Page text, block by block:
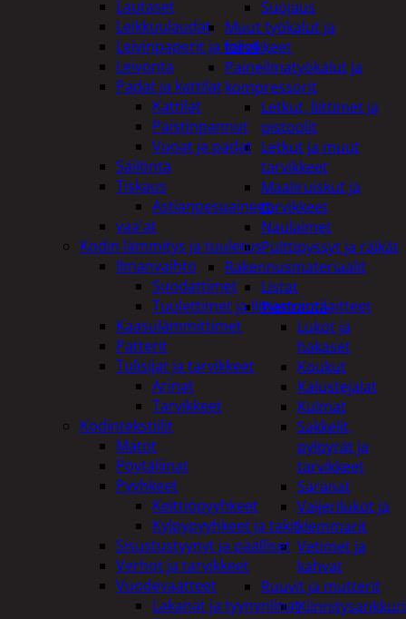
Suojaus
Muut työkalut ja
tarvikkeet
Paineilmatyökalut ja
kompressorit
Letkut, liittimet ja
pistoolit
Letkut ja muut
tarvikkeet
Maaliruiskut ja
tarvikkeet
Naulaimet
Pulttipyssyt ja räikät
Rakennusmateriaalit
Listat
Pienrauta
Lukot ja
hakaset
Koukut
Kalustejalat
Kulmat
Sakkelit,
pylpyrät ja
tarvikkeet
Saranat
Vaijerilukot ja
klemmarit
Vetimet ja
kahvat
Ruuvit ja mutterit
Lautaset
Leikkuulaudat
Leivinpaperit ja foliot
Leivonta
Padat ja kattilat
Kattilat
Paistinpannut
Vuoat ja padat
Säilöntä
Tiskaus
Astianpesuaineet
vaa'at
Kodin lämmitys ja tuuletus
Ilmanvaihto
Suodattimet
Tuulettimet ja Ilmastointilaitteet
Kaasulämmittimet
Patterit
Tulisijat ja tarvikkeet
Arinat
Tarvikkeet
Kodintekstiilit
Matot
Pöytäliinat
Pyyhkeet
Keittiöpyyhkeet
Kylpypyyhkeet ja takit
Sisustustyynyt ja päälliset
Verhot ja tarvikkeet
Vuodevaatteet
Lakanat ja tyynynlinat